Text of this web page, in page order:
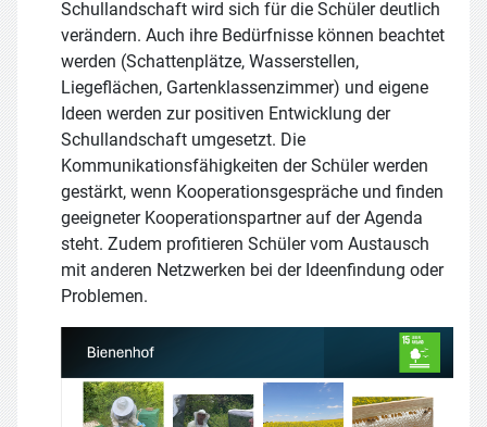
Schullandschaft wird sich für die Schüler deutlich
verändern. Auch ihre Bedürfnisse können beachtet
werden (Schattenplätze, Wasserstellen,
Liegeflächen, Gartenklassenzimmer) und eigene
Ideen werden zur positiven Entwicklung der
Schullandschaft umgesetzt. Die
Kommunikationsfähigkeiten der Schüler werden
gestärkt, wenn Kooperationsgespräche und finden
geeigneter Kooperationspartner auf der Agenda
steht. Zudem profitieren Schüler vom Austausch
mit anderen Netzwerken bei der Ideenfindung oder
Problemen.